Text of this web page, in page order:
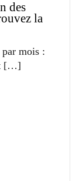
des
la
mois :